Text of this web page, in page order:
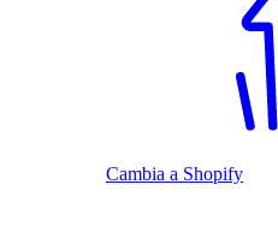
Cambia a Shopify